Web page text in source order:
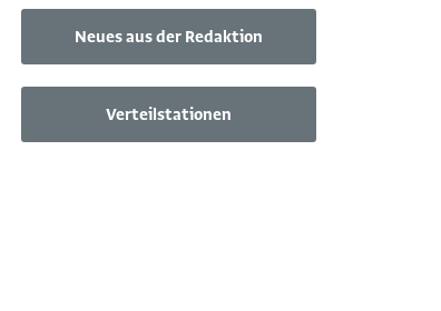
Neues aus der Redaktion
Verteilstationen